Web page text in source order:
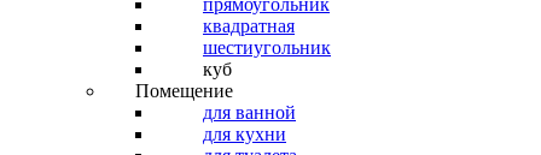
прямоугольник
квадратная
шестиугольник
куб
Помещение
для ванной
для кухни